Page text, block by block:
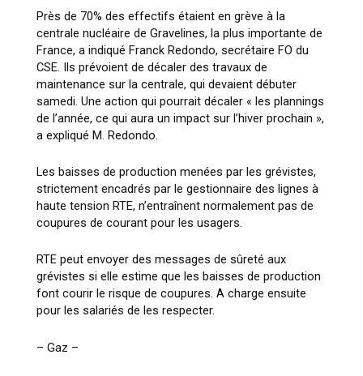
Près de 70% des effectifs étaient en grève à la
centrale nucléaire de Gravelines, la plus importante de
France, a indiqué Franck Redondo, secrétaire FO du
CSE. Ils prévoient de décaler des travaux de
maintenance sur la centrale, qui devaient débuter
samedi. Une action qui pourrait décaler « les plannings
de l’année, ce qui aura un impact sur l’hiver prochain »,
a expliqué M. Redondo.
Les baisses de production menées par les grévistes,
strictement encadrés par le gestionnaire des lignes à
haute tension RTE, n’entraînent normalement pas de
coupures de courant pour les usagers.
RTE peut envoyer des messages de sûreté aux
grévistes si elle estime que les baisses de production
font courir le risque de coupures. A charge ensuite
pour les salariés de les respecter.
– Gaz –